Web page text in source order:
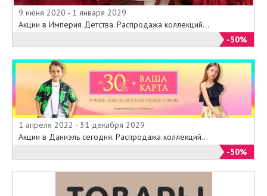
9 июня 2020 - 1 января 2029
Акции в Империя Детства. Распродажа коллекций...
-50%
1 апреля 2022 - 31 декабря 2029
Акции в Даниэль сегодня. Распродажа коллекций...
-50%